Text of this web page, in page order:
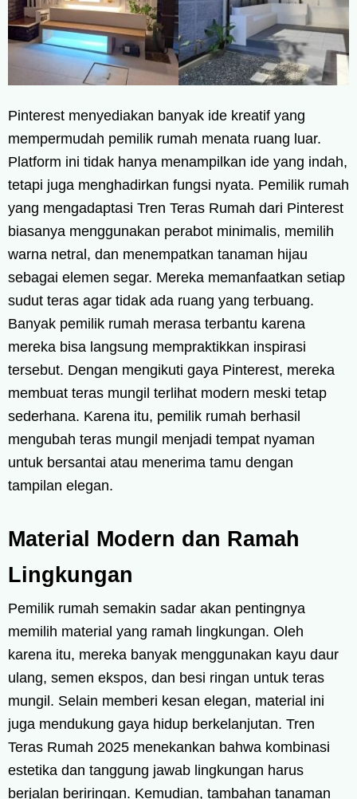
Pinterest menyediakan banyak ide kreatif yang
mempermudah pemilik rumah menata ruang luar.
Platform ini tidak hanya menampilkan ide yang indah,
tetapi juga menghadirkan fungsi nyata. Pemilik rumah
yang mengadaptasi Tren Teras Rumah dari Pinterest
biasanya menggunakan perabot minimalis, memilih
warna netral, dan menempatkan tanaman hijau
sebagai elemen segar. Mereka memanfaatkan setiap
sudut teras agar tidak ada ruang yang terbuang.
Banyak pemilik rumah merasa terbantu karena
mereka bisa langsung mempraktikkan inspirasi
tersebut. Dengan mengikuti gaya Pinterest, mereka
membuat teras mungil terlihat modern meski tetap
sederhana. Karena itu, pemilik rumah berhasil
mengubah teras mungil menjadi tempat nyaman
untuk bersantai atau menerima tamu dengan
tampilan elegan.
Material Modern dan Ramah
Lingkungan
Pemilik rumah semakin sadar akan pentingnya
memilih material yang ramah lingkungan. Oleh
karena itu, mereka banyak menggunakan kayu daur
ulang, semen ekspos, dan besi ringan untuk teras
mungil. Selain memberi kesan elegan, material ini
juga mendukung gaya hidup berkelanjutan. Tren
Teras Rumah 2025 menekankan bahwa kombinasi
estetika dan tanggung jawab lingkungan harus
berjalan beriringan. Kemudian, tambahan tanaman